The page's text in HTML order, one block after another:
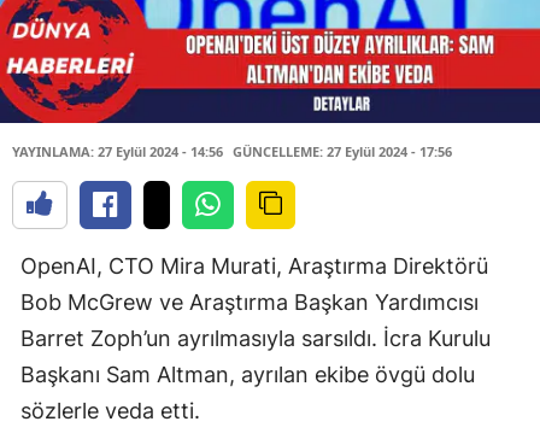
YAYINLAMA: 27 Eylül 2024 - 14:56 GÜNCELLEME: 27 Eylül 2024 - 17:56
OpenAI, CTO Mira Murati, Araştırma Direktörü
Bob McGrew ve Araştırma Başkan Yardımcısı
Barret Zoph’un ayrılmasıyla sarsıldı. İcra Kurulu
Başkanı Sam Altman, ayrılan ekibe övgü dolu
sözlerle veda etti.